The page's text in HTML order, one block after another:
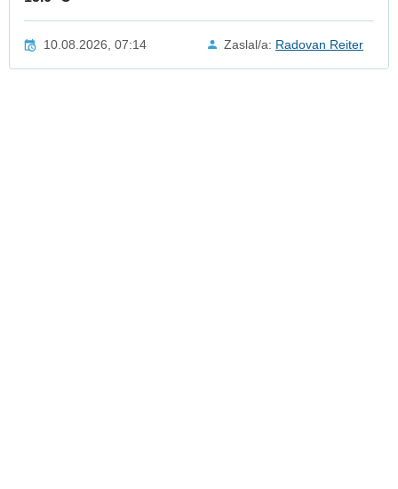
10.08.2026, 07:14 Zaslal/a: Radovan Reiter